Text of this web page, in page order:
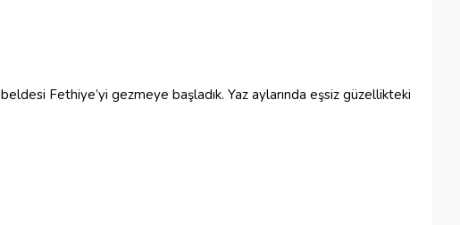
beldesi Fethiye’yi gezmeye başladık. Yaz aylarında eşsiz güzellikteki